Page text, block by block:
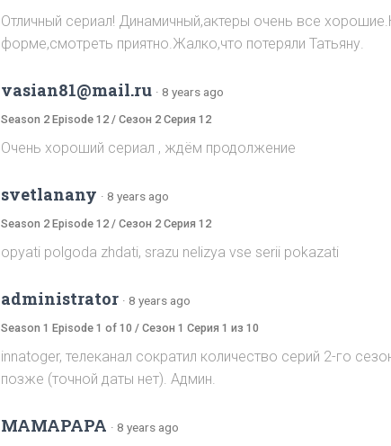
Отличный сериал! Динамичный,актеры очень все
форме,смотреть приятно.Жалко,что потеряли Татьяну.
vasian81@mail.ru · 8 years ago
Season 2 Episode 12 / Сезон 2 Серия 12
Очень хороший сериал , ждём продолжение
svetlanany · 8 years ago
Season 2 Episode 12 / Сезон 2 Серия 12
opyati polgoda zhdati, srazu nelizya vse serii pokazati
administrator · 8 years ago
Season 1 Episode 1 of 10 / Сезон 1 Серия 1 из 10
innatoger, телеканал сократил количество серий 2-го
позже (точной даты нет). Админ.
MAMAPAPA · 8 years ago